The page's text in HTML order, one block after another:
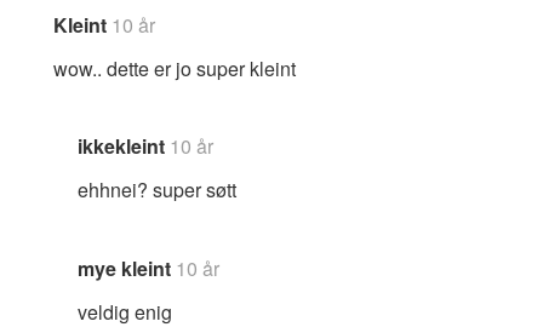
Kleint 10 år
wow.. dette er jo super kleint
ikkekleint 10 år
ehhnei? super søtt
mye kleint 10 år
veldig enig